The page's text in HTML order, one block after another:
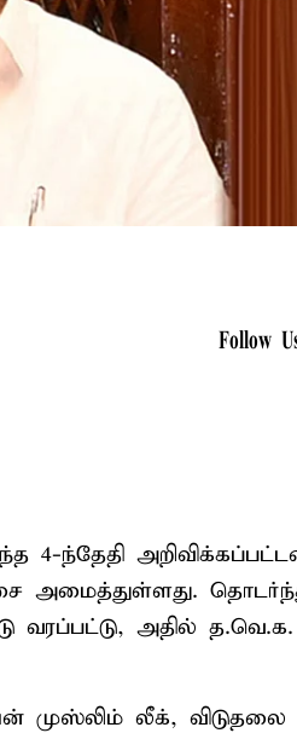
Follow
4-ந்தேதி
அமைத்துள்ளது.
அதில் த.வெ.க.
முஸ்லிம் லீக், விடுதலை